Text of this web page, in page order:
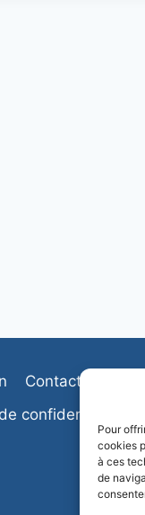
Pour
cookies
à ces
de
Contactez-nous
confidentialité